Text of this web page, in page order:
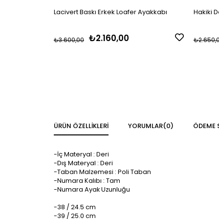
Lacivert Baskı Erkek Loafer Ayakkabı
₺2.160,00
₺3.600,00
Hakiki
ÜRÜN ÖZELLIKLERI YORUMLAR(0) ÖDEME
-İç Materyal : Deri
-Dış Materyal : Deri
-Taban Malzemesi : Poli Taban
-Numara Kalıbı : Tam
-Numara Ayak Uzunluğu
-38 / 24.5 cm
-39 / 25.0 cm